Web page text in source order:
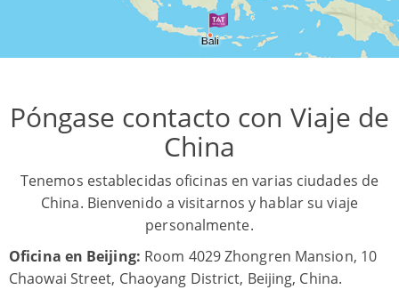
Póngase contacto con Viaje de
China
Tenemos establecidas oficinas en varias ciudades de
China. Bienvenido a visitarnos y hablar su viaje
personalmente.
Oficina en Beijing: Room 4029 Zhongren Mansion, 10
Chaowai Street, Chaoyang District, Beijing, China.